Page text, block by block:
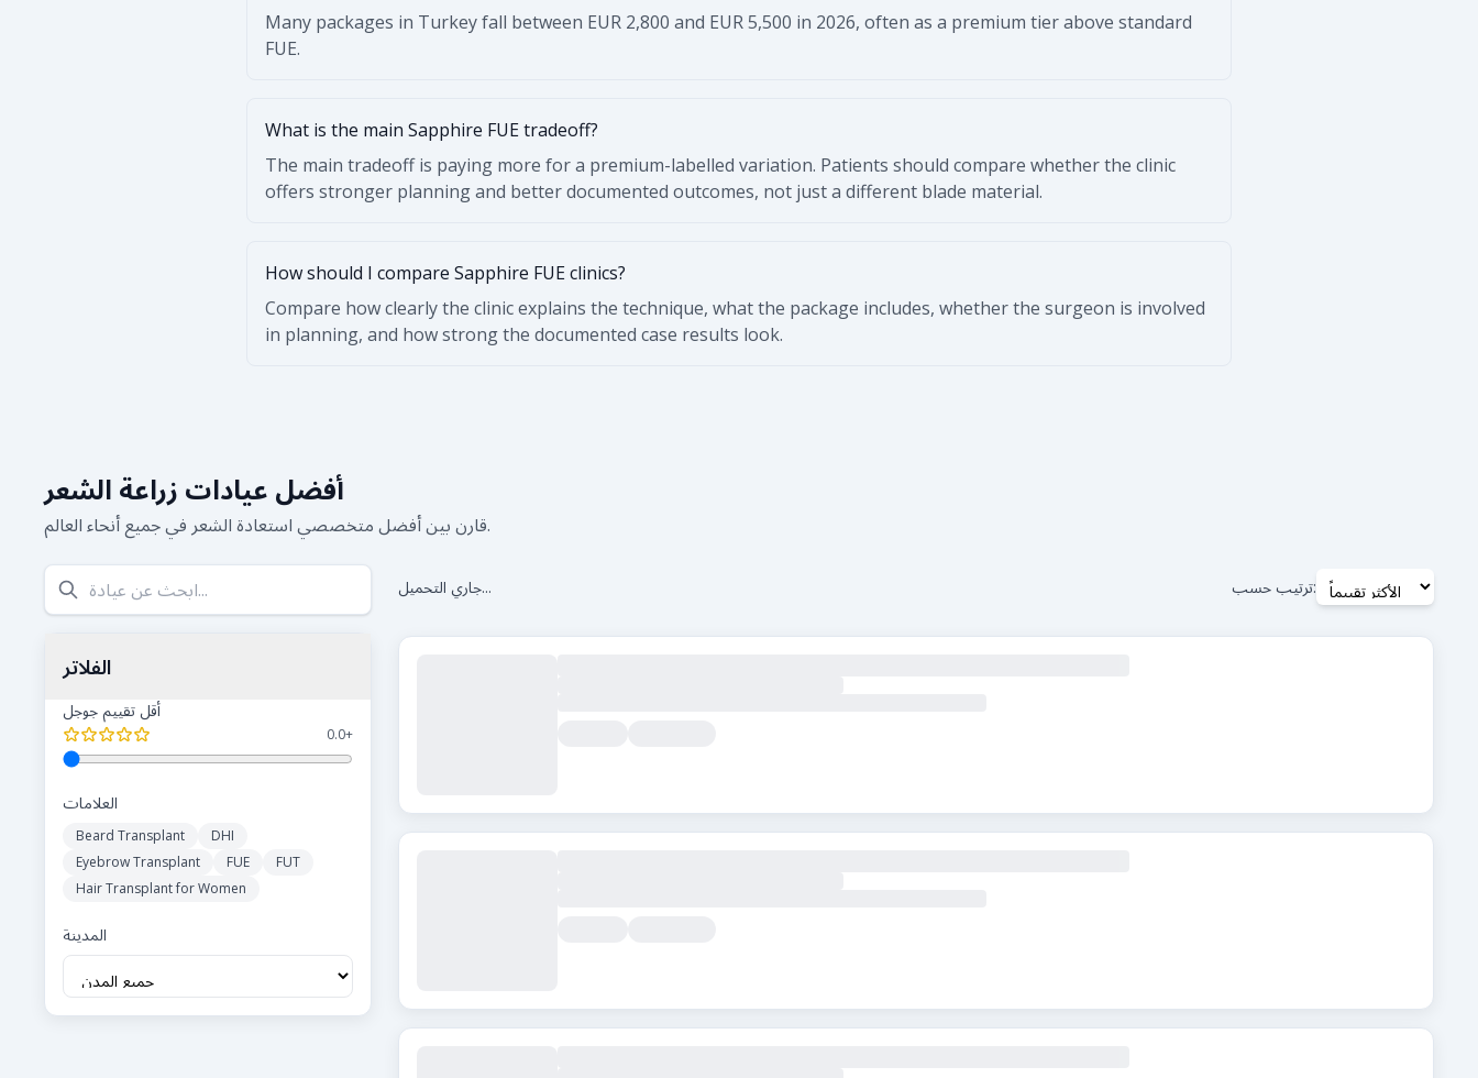
Many packages in Turkey fall between EUR 2,800 and EUR 5,500 in 2026, often as a premium tier above standard
FUE.
What is the main Sapphire FUE tradeoff?
The main tradeoff is paying more for a premium-labelled variation. Patients should compare whether the clinic
offers stronger planning and better documented outcomes, not just a different blade material.
How should I compare Sapphire FUE clinics?
Compare how clearly the clinic explains the technique, what the package includes, whether the surgeon is involved
in planning, and how strong the documented case results look.
أفضل عيادات زراعة الشعر
قارن بين أفضل متخصصي استعادة الشعر في جميع أنحاء العالم.
الفلاتر
أقل تقييم جوجل
0.0+
العلامات
Beard Transplant
DHI
Eyebrow Transplant
FUE
FUT
Hair Transplant for Women
المدينة
جاري التحميل... ترتيب حسب: